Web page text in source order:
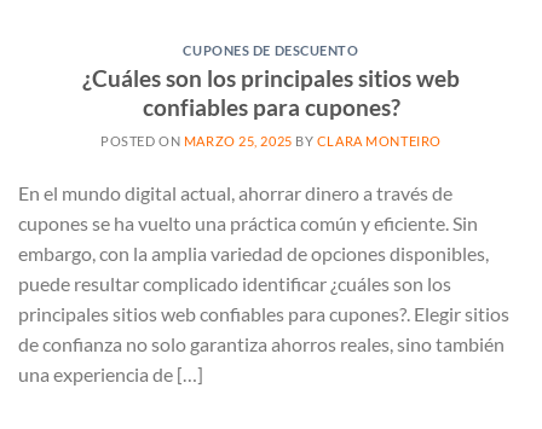
CUPONES DE DESCUENTO
¿Cuáles son los principales sitios web
confiables para cupones?
POSTED ON MARZO 25, 2025 BY CLARA MONTEIRO
En el mundo digital actual, ahorrar dinero a través de
cupones se ha vuelto una práctica común y eficiente. Sin
embargo, con la amplia variedad de opciones disponibles,
puede resultar complicado identificar ¿cuáles son los
principales sitios web confiables para cupones?. Elegir sitios
de confianza no solo garantiza ahorros reales, sino también
una experiencia de […]